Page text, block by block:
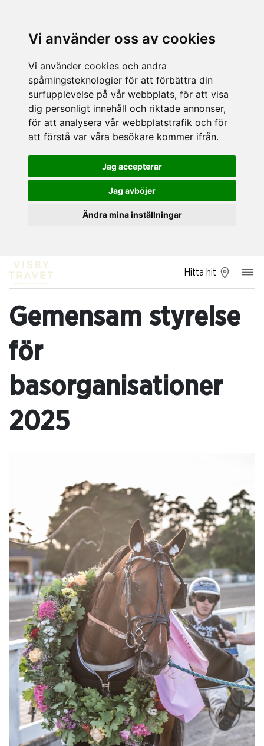
Vi använder oss av cookies
Vi använder cookies och andra
spårningsteknologier för att förbättra din
surfupplevelse på vår webbplats, för att visa
dig personligt innehåll och riktade annonser,
för att analysera vår webbplatstrafik och för
att förstå var våra besökare kommer ifrån.
Jag accepterar
Jag avböjer
Ändra mina inställningar
Hitta hit
Gemensam styrelse
för
basorganisationer
2025